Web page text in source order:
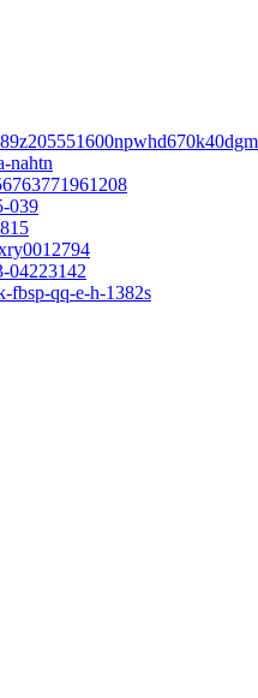
nahtn
039
04223142
fbsp-qq-e-h-1382s